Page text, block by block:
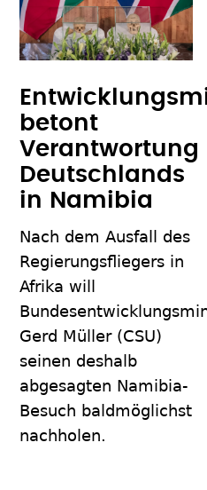
betont
Verantwortung
Deutschlands
in Namibia
Nach dem Ausfall des
Regierungsfliegers in
Afrika will
Gerd Müller (CSU)
seinen deshalb
abgesagten Namibia-
Besuch baldmöglichst
nachholen.